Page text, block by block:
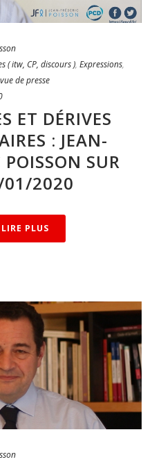
( itw, CP, discours ), Expressions,
de presse
ET DÉRIVES
: JEAN-
POISSON SUR
01/2020
LIRE PLUS